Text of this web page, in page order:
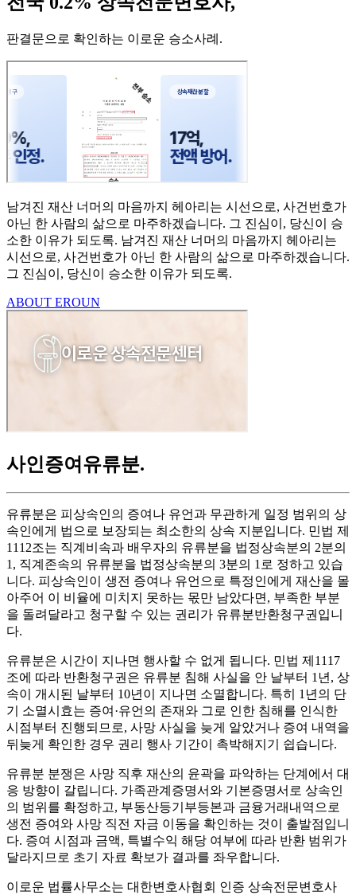
판결문으로 확인하는 이로운 승소사례 .
남겨진 재산 너머의 마음까지 헤아리는 시선으로, 사건번호가
아닌 한 사람의 삶으로 마주하겠습니다. 그 진심이, 당신이 승
소한 이유가 되도록. 남겨진 재산 너머의 마음까지 헤아리는
시선으로, 사건번호가 아닌 한 사람의 삶으로 마주하겠습니다.
그 진심이, 당신이 승소한 이유가 되도록.
ABOUT EROUN
사인증여유류분.
유류분은 피상속인의 증여나 유언과 무관하게 일정 범위의 상
속인에게 법으로 보장되는 최소한의 상속 지분입니다. 민법 제
1112조는 직계비속과 배우자의 유류분을 법정상속분의 2분의
1, 직계존속의 유류분을 법정상속분의 3분의 1로 정하고 있습
니다. 피상속인이 생전 증여나 유언으로 특정인에게 재산을 몰
아주어 이 비율에 미치지 못하는 몫만 남았다면, 부족한 부분
을 돌려달라고 청구할 수 있는 권리가 유류분반환청구권입니
다.
유류분은 시간이 지나면 행사할 수 없게 됩니다. 민법 제1117
조에 따라 반환청구권은 유류분 침해 사실을 안 날부터 1년, 상
속이 개시된 날부터 10년이 지나면 소멸합니다. 특히 1년의 단
기 소멸시효는 증여·유언의 존재와 그로 인한 침해를 인식한
시점부터 진행되므로, 사망 사실을 늦게 알았거나 증여 내역을
뒤늦게 확인한 경우 권리 행사 기간이 촉박해지기 쉽습니다.
유류분 분쟁은 사망 직후 재산의 윤곽을 파악하는 단계에서 대
응 방향이 갈립니다. 가족관계증명서와 기본증명서로 상속인
의 범위를 확정하고, 부동산등기부등본과 금융거래내역으로
생전 증여와 사망 직전 자금 이동을 확인하는 것이 출발점입니
다. 증여 시점과 금액, 특별수익 해당 여부에 따라 반환 범위가
달라지므로 초기 자료 확보가 결과를 좌우합니다.
이로운 법률사무소는 대한변호사협회 인증 상속전문변호사